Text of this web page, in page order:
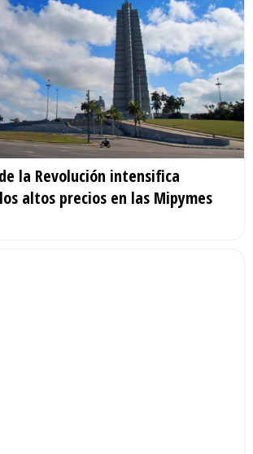
la Revolución intensifica
altos precios en las Mipymes